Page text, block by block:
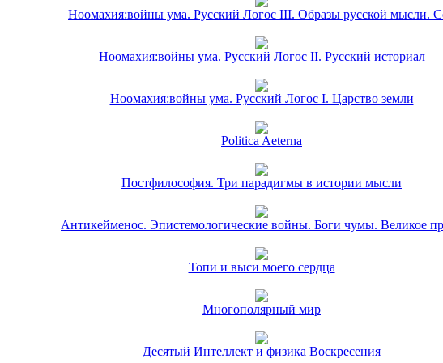
Ноомахия:войны ума. Русский Логос III. Образы русской мысли.
Ноомахия:войны ума. Русский Логос II. Русский историал
Ноомахия:войны ума. Русский Логос I. Царство земли
Politica Aeterna
Постфилософия. Три парадигмы в истории мысли
Антикейменос. Эпистемологические войны. Боги чумы. Великое
Топи и выси моего сердца
Многополярный мир
Десятый Интеллект и физика Воскресения